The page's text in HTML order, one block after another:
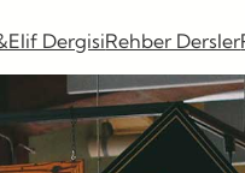
DergisiRehber Dersler